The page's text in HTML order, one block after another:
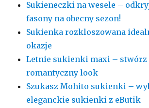
Sukieneczki na wesele –
fasony na obecny sezon!
Sukienka rozkloszowana
okazje
Letnie sukienki maxi – stwórz
romantyczny look
Szukasz Mohito sukienki –
eleganckie sukienki z eButik